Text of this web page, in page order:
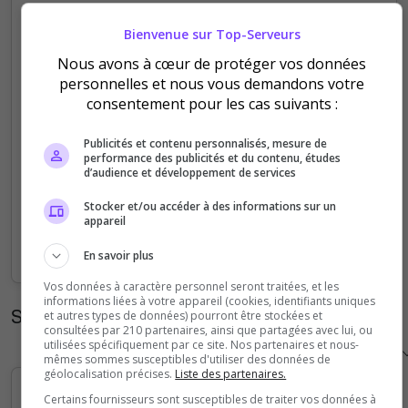
2
4
Statistiques horaires
Bienvenue sur Top-Serveurs
Nous avons à cœur de protéger vos données
personnelles et nous vous demandons votre
consentement pour les cas suivants :
Publicités et contenu personnalisés, mesure de
performance des publicités et du contenu, études
d’audience et développement de services
Stocker et/ou accéder à des informations sur un
appareil
En savoir plus
Vos données à caractère personnel seront traitées, et les
informations liées à votre appareil (cookies, identifiants uniques
et autres types de données) pourront être stockées et
consultées par 210 partenaires, ainsi que partagées avec lui, ou
utilisées spécifiquement par ce site. Nos partenaires et nous-
mêmes sommes susceptibles d'utiliser des données de
géolocalisation précises. Liste des partenaires.
Certains fournisseurs sont susceptibles de traiter vos données à